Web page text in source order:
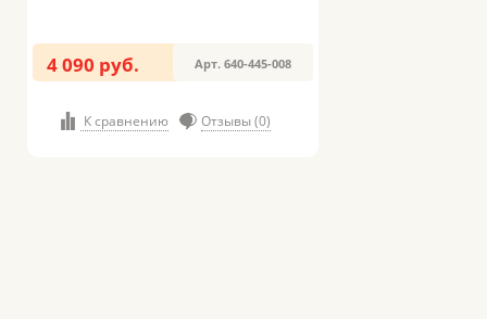
4 090 руб. Арт. 640-445-008
К сравнению Отзывы (0)